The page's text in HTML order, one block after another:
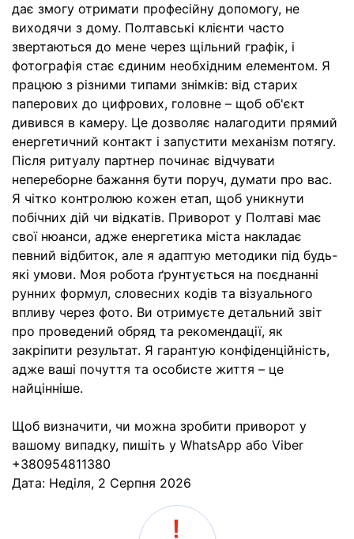
дає змогу отримати професійну допомогу, не
виходячи з дому. Полтавські клієнти часто
звертаються до мене через щільний графік, і
фотографія стає єдиним необхідним елементом. Я
працюю з різними типами знімків: від старих
паперових до цифрових, головне – щоб об'єкт
дивився в камеру. Це дозволяє налагодити прямий
енергетичний контакт і запустити механізм потягу.
Після ритуалу партнер починає відчувати
непереборне бажання бути поруч, думати про вас.
Я чітко контролюю кожен етап, щоб уникнути
побічних дій чи відкатів. Приворот у Полтаві має
свої нюанси, адже енергетика міста накладає
певний відбиток, але я адаптую методики під будь-
які умови. Моя робота ґрунтується на поєднанні
рунних формул, словесних кодів та візуального
впливу через фото. Ви отримуєте детальний звіт
про проведений обряд та рекомендації, як
закріпити результат. Я гарантую конфіденційність,
адже ваші почуття та особисте життя – це
найцінніше.
Щоб визначити, чи можна зробити приворот у
вашому випадку, пишіть у WhatsApp або Viber
+380954811380
Дата: Неділя, 2 Серпня 2026